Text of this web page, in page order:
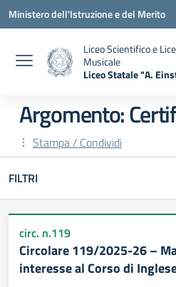
Vai ai contenuti
Vai al menu di navigazione
Vai al footer
Ministero dell'Istruzione e del Merito
Liceo Scientifico e
Musicale
Liceo Statale "A.
Argomento:
Stampa / Condividi
FILTRI
circ. n.119
Circolare 119/2025-26 –
interesse al Corso di